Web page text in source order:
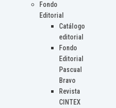
Fondo
Editorial
Catálogo
editorial
Fondo
Editorial
Pascual
Bravo
Revista
CINTEX